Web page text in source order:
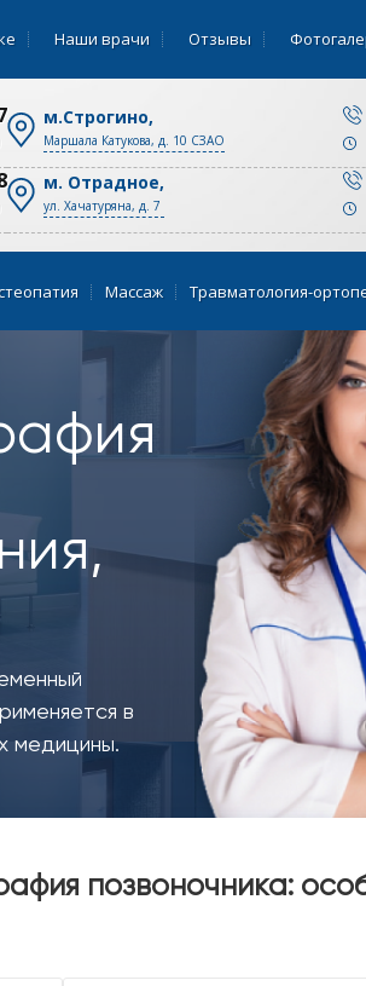
Наши врачи Отзывы
м.Строгино,
Маршала Катукова, д. 10 СЗАО
м. Отрадное,
ул. Хачатуряна, д. 7
Массаж Травматология-
в
медицины.
позвоночника: